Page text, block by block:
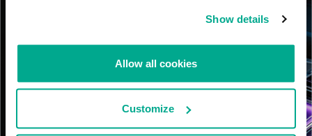
Show details
Allow all cookies
Customize